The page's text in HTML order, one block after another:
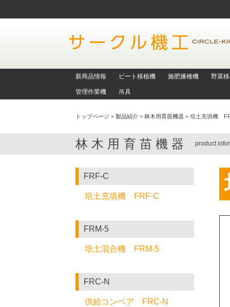
新商品情報 ビート移植機 施肥播種機 野菜
管理作業機 吊具
トップページ > 製品紹介 > 林木用育苗機器 > 培土充填機
林木用育苗機器 product
FRF-C
培土充填機 FRF-C
FRM-5
培土混合機 FRM-5
FRC-N
供給コンベア FRC-N